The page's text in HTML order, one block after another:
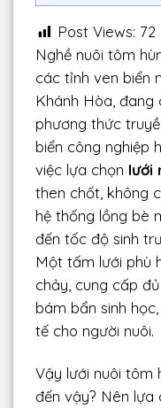
Post Views: 72
Nghề nuôi tôm
các tỉnh ven biển
Khánh Hòa,
phương thức
biển công nghiệp
việc lựa chọn lưới
then chốt, không
hệ thống lồng bè
đến tốc độ sinh
Một tấm lưới phù
chảy, cung cấp
bám bẩn sinh
tế cho người nuôi.
Vậy lưới nuôi tôm
đến vậy? Nên lựa